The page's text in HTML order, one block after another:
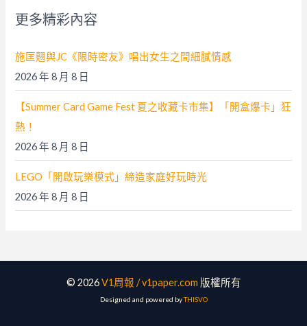
:
更多精彩內容
施匡翹與JC《限時密友》唱出女生之間細膩情感
2026 年 8 月 8 日
【Summer Card Game Fest 夏之收藏卡市集】「開盒爆卡」狂
熱！
2026 年 8 月 8 日
LEGO「開啟玩樂模式」締造家庭好玩時光
2026 年 8 月 8 日
© 2026V1周報 / v1paper.com 版權所有
Designed and powered byTHISVO